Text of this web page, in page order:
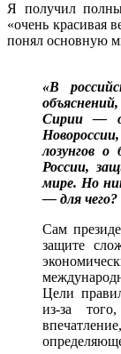
Я получил
«очень красивая
понял основную
«В
Сирии —
лозунгов о
России,
мире. Но
— для чего?
Сам
защите
Цели
из-за